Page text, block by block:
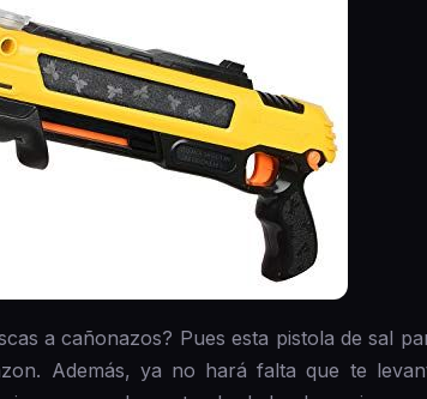
a cañonazos? Pues esta pistola de sal
Además, ya no hará falta que te